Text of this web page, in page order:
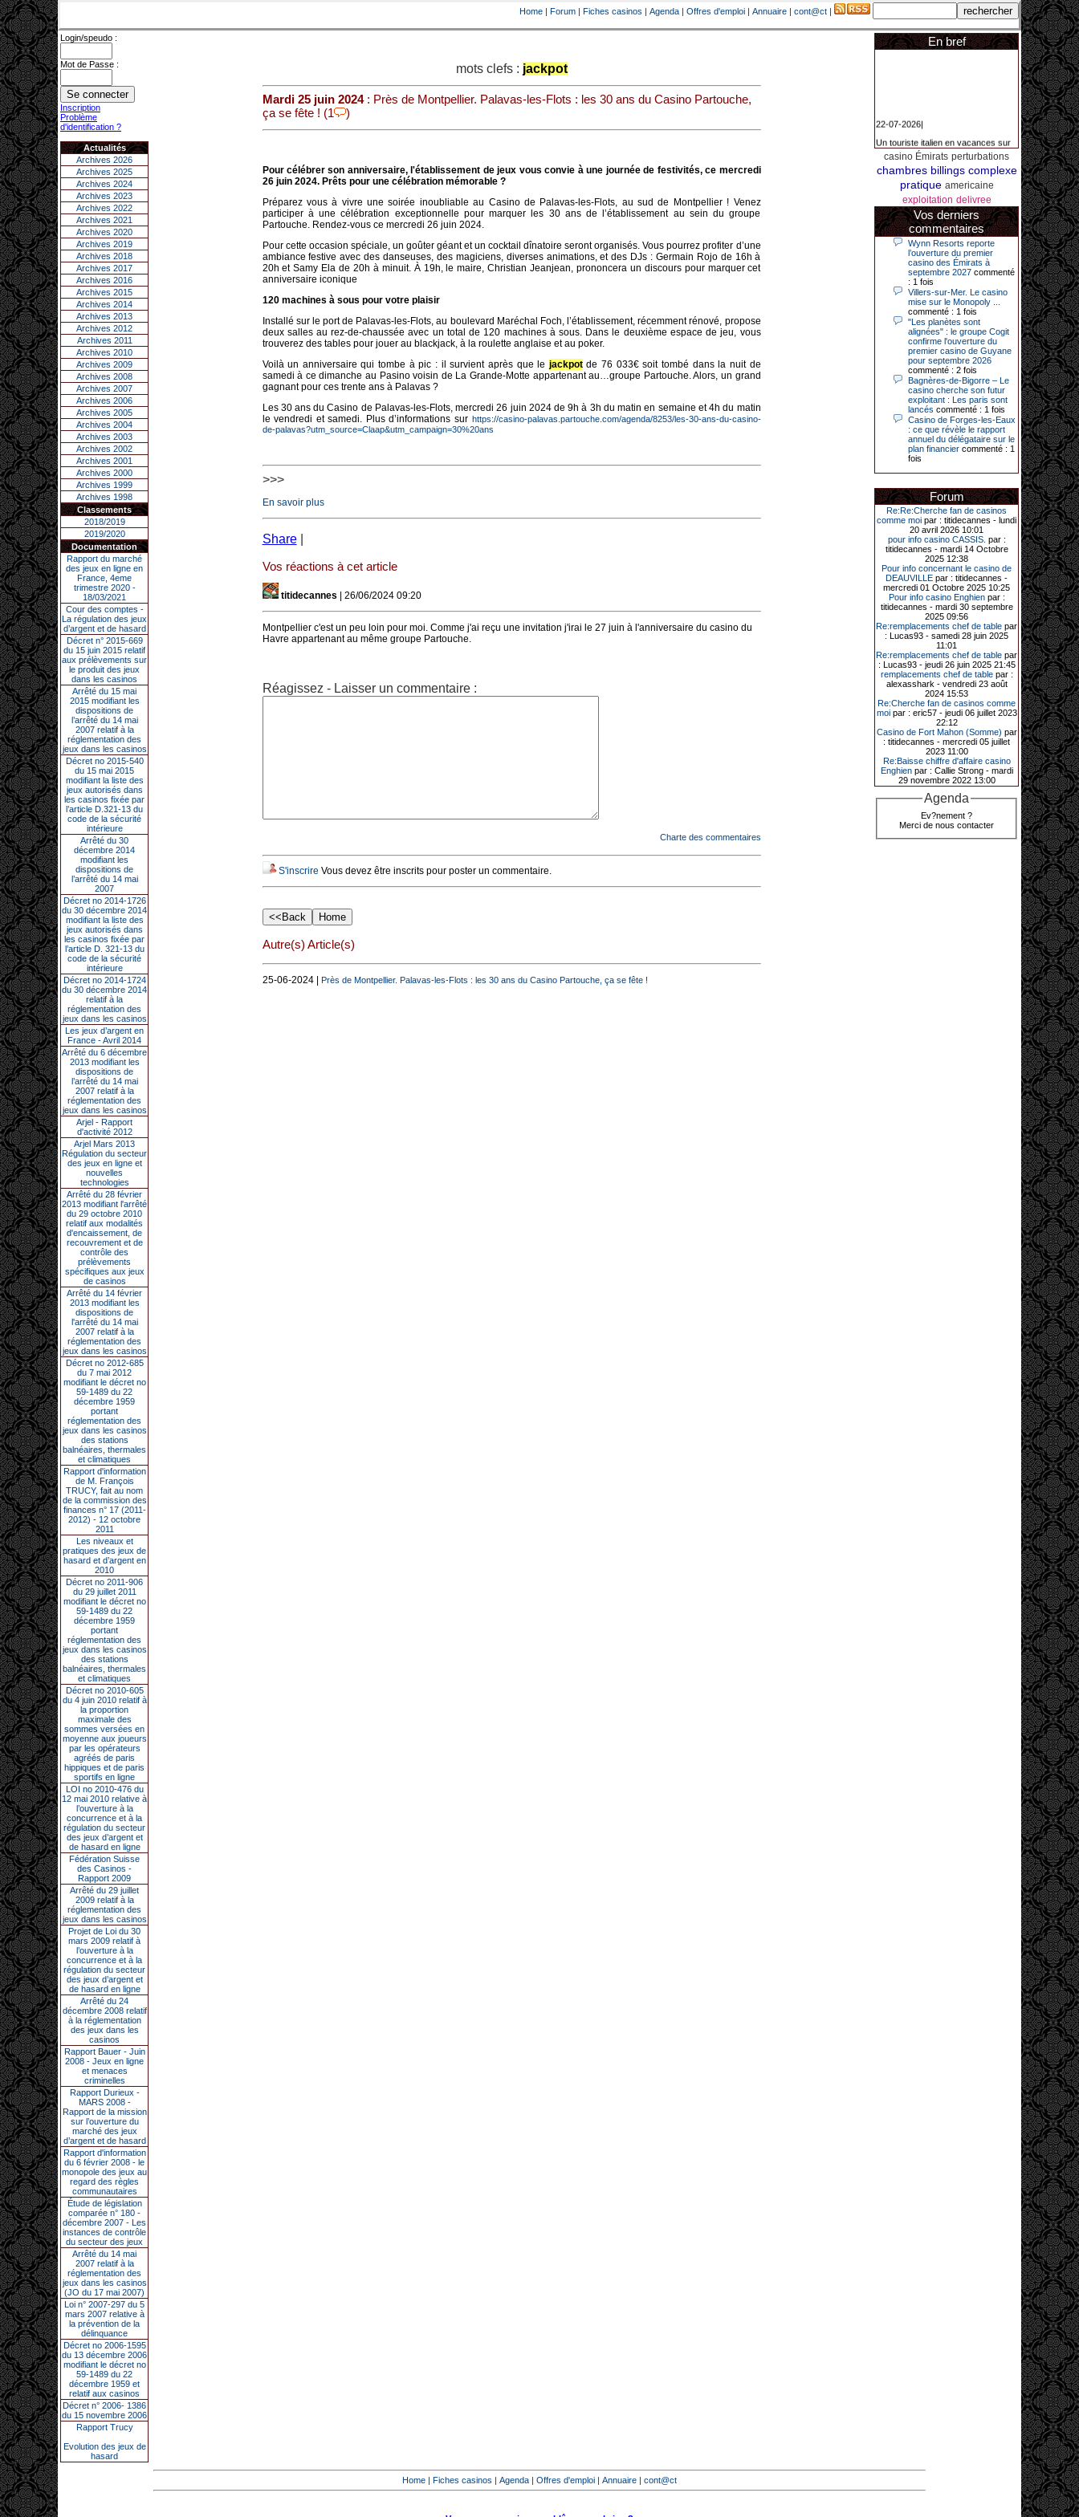
Home | Forum | Fiches casinos | Agenda | Offres d'emploi | Annuaire | cont@ct |
Login/speudo :
Mot de Passe :
Inscription
Problème
d'identification ?
Actualités
Archives 2026
Archives 2025
Archives 2024
Archives 2023
Archives 2022
Archives 2021
Archives 2020
Archives 2019
Archives 2018
Archives 2017
Archives 2016
Archives 2015
Archives 2014
Archives 2013
Archives 2012
Archives 2011
Archives 2010
Archives 2009
Archives 2008
Archives 2007
Archives 2006
Archives 2005
Archives 2004
Archives 2003
Archives 2002
Archives 2001
Archives 2000
Archives 1999
Archives 1998
Classements
2018/2019
2019/2020
Documentation
Rapport du marché
des jeux en ligne en
France, 4eme
trimestre 2020 -
18/03/2021
Cour des comptes -
La régulation des jeux
d’argent et de hasard
Décret n° 2015-669
du 15 juin 2015 relatif
aux prélèvements sur
le produit des jeux
dans les casinos
Arrêté du 15 mai
2015 modifiant les
dispositions de
l’arrêté du 14 mai
2007 relatif à la
réglementation des
jeux dans les casinos
Décret no 2015-540
du 15 mai 2015
modifiant la liste des
jeux autorisés dans
les casinos fixée par
l’article D.321-13 du
code de la sécurité
intérieure
Arrêté du 30
décembre 2014
modifiant les
dispositions de
l’arrêté du 14 mai
2007
Décret no 2014-1726
du 30 décembre 2014
modifiant la liste des
jeux autorisés dans
les casinos fixée par
l’article D. 321-13 du
code de la sécurité
intérieure
Décret no 2014-1724
du 30 décembre 2014
relatif à la
réglementation des
jeux dans les casinos
Les jeux d’argent en
France - Avril 2014
Arrêté du 6 décembre
2013 modifiant les
dispositions de
l’arrêté du 14 mai
2007 relatif à la
réglementation des
jeux dans les casinos
Arjel - Rapport
d'activité 2012
Arjel Mars 2013
Régulation du secteur
des jeux en ligne et
nouvelles
technologies
Arrêté du 28 février
2013 modifiant l'arrêté
du 29 octobre 2010
relatif aux modalités
d'encaissement, de
recouvrement et de
contrôle des
prélèvements
spécifiques aux jeux
de casinos
Arrêté du 14 février
2013 modifiant les
dispositions de
l'arrêté du 14 mai
2007 relatif à la
réglementation des
jeux dans les casinos
Décret no 2012-685
du 7 mai 2012
modifiant le décret no
59-1489 du 22
décembre 1959
portant
réglementation des
jeux dans les casinos
des stations
balnéaires, thermales
et climatiques
Rapport d'information
de M. François
TRUCY, fait au nom
de la commission des
finances n° 17 (2011-
2012) - 12 octobre
2011
Les niveaux et
pratiques des jeux de
hasard et d’argent en
2010
Décret no 2011-906
du 29 juillet 2011
modifiant le décret no
59-1489 du 22
décembre 1959
portant
réglementation des
jeux dans les casinos
des stations
balnéaires, thermales
et climatiques
Décret no 2010-605
du 4 juin 2010 relatif à
la proportion
maximale des
sommes versées en
moyenne aux joueurs
par les opérateurs
agréés de paris
hippiques et de paris
sportifs en ligne
LOI no 2010-476 du
12 mai 2010 relative à
l’ouverture à la
concurrence et à la
régulation du secteur
des jeux d’argent et
de hasard en ligne
Fédération Suisse
des Casinos -
Rapport 2009
Arrêté du 29 juillet
2009 relatif à la
réglementation des
jeux dans les casinos
Projet de Loi du 30
mars 2009 relatif à
l’ouverture à la
concurrence et à la
régulation du secteur
des jeux d’argent et
de hasard en ligne
Arrêté du 24
décembre 2008 relatif
à la réglementation
des jeux dans les
casinos
Rapport Bauer - Juin
2008 - Jeux en ligne
et menaces
criminelles
Rapport Durieux -
MARS 2008 -
Rapport de la mission
sur l’ouverture du
marché des jeux
d’argent et de hasard
Rapport d'information
du 6 février 2008 - le
monopole des jeux au
regard des règles
communautaires
Étude de législation
comparée n° 180 -
décembre 2007 - Les
instances de contrôle
du secteur des jeux
Arrêté du 14 mai
2007 relatif à la
réglementation des
jeux dans les casinos
(JO du 17 mai 2007)
Loi n° 2007-297 du 5
mars 2007 relative à
la prévention de la
délinquance
Décret no 2006-1595
du 13 décembre 2006
modifiant le décret no
59-1489 du 22
décembre 1959 et
relatif aux casinos
Décret n° 2006- 1386
du 15 novembre 2006
Rapport Trucy
Evolution des jeux de
hasard
mots clefs : jackpot
Mardi 25 juin 2024: Près de Montpellier. Palavas-les-Flots : les 30 ans du Casino Partouche,
ça se fête ! (1
)
Pour célébrer son anniversaire, l'établissement de jeux vous convie à une journée de festivités, ce mercredi
26 juin 2024. Prêts pour une célébration mémorable ?
Préparez vous à vivre une soirée inoubliable au Casino de Palavas-les-Flots, au sud de Montpellier ! Venez
participer à une célébration exceptionnelle pour marquer les 30 ans de l’établissement au sein du groupe
Partouche. Rendez-vous ce mercredi 26 juin 2024.
Pour cette occasion spéciale, un goûter géant et un cocktail dînatoire seront organisés. Vous pourrez profiter d’une
ambiance festive avec des danseuses, des magiciens, diverses animations, et des DJs : Germain Rojo de 16h à
20h et Samy Ela de 20h à minuit. À 19h, le maire, Christian Jeanjean, prononcera un discours pour marquer cet
anniversaire iconique
120 machines à sous pour votre plaisir
Installé sur le port de Palavas-les-Flots, au boulevard Maréchal Foch, l’établissement, récemment rénové, propose
deux salles au rez-de-chaussée avec un total de 120 machines à sous. Dans le deuxième espace de jeu, vous
trouverez des tables pour jouer au blackjack, à la roulette anglaise et au poker.
Voilà un anniversaire qui tombe à pic : il survient après que le jackpotde 76 033€ soit tombé dans la nuit de
samedi à ce dimanche au Pasino voisin de La Grande-Motte appartenant au…groupe Partouche. Alors, un grand
gagnant pour ces trente ans à Palavas ?
Les 30 ans du Casino de Palavas-les-Flots, mercredi 26 juin 2024 de 9h à 3h du matin en semaine et 4h du matin
le vendredi et samedi. Plus d’informations sur https://casino-palavas.partouche.com/agenda/8253/les-30-ans-du-casino-
de-palavas?utm_source=Claap&utm_campaign=30%20ans
>>>
En savoir plus
Share
Vos réactions à cet article
titidecannes | 26/06/2024 09:20
Montpellier c'est un peu loin pour moi. Comme j'ai reçu une invitation j'irai le 27 juin à l'anniversaire du casino du
Havre appartenant au même groupe Partouche.
Réagissez - Laisser un commentaire :
Charte des commentaires
S'inscrire Vous devez être inscrits pour poster un commentaire.
Autre(s) Article(s)
25-06-2024 | Près de Montpellier. Palavas-les-Flots : les 30 ans du Casino Partouche, ça se fête !
En bref
22-07-2026|
Un touriste italien en vacances sur
la Côte d’Azur a remporté un
jackpot exceptionnel de 84.631
euros dans la nuit de samedi à
dimanche au Casino Barrière Le
Croisette à Cannes. Il s’agit d’un
nouveau record de gains de l’année
2026 pour cet établissement.
14-04-2026|
Dimanche 12 avril 2026, cette date
restera gravée dans la mémoire de
ce joueur du casino de Saint-Quay-
Portrieux (Côtes-d’Armor).
Ce quinquagénaire, habitant Plouha
mais souhaitant garder l’anonymat,
a eu l’énorme surprise de décrocher
un jackpot record de 82 426 €.
Le plus gros gain gagné depuis plus
de 20 ans dans l’établissement.
31-03-2026|
Série de jackpots au casino JOA de
Gujan-Mestras : ce mois de mars a
été fructueux pour quelques
une machine à sous pour une mise
initiale de 5,28 €. Puis quelques
jours plus tard, le vendredi 27 mars,
un joueur a décroché 12 086 euros
sur une autre machine à sous.
Enfin, troisième et dernier jackpot,
record cette fois-ci, le samedi 28
mars dernier. Quelque 111 322
euros ont été remportés sur la table
d’Ultimate Texas Hold’em Poker,
grâce à une mise de 5 euros sur la
case bonus et une quinte flush
royale. Ces gains ont été annoncés
dans un communiqué diffusé par le
casino ce lundi 30 mars en soirée.
11-01-2026|
Dimanche 11 janvier, en soirée, une
cliente retraitée de 78 ans, habitant
Trémuson, a eu l’énorme surprise
de décrocher un méga jackpot.
Elle n’a misé que 88 centimes sur
une machine à sous et a remporté
4_ 239 €?!
10-01-2026|
Au « Kasino » de Fréhel, une
vacancière a décroché le jackpot
casino Émirats perturbations
chambres billings complexe
pratique americaine
exploitation delivree
Vos derniers
commentaires
Wynn Resorts reporte
l’ouverture du premier
casino des Émirats à
septembre 2027 commenté
: 1 fois
Villers-sur-Mer. Le casino
mise sur le Monopoly ...
commenté : 1 fois
"Les planètes sont
alignées" : le groupe Cogit
confirme l'ouverture du
premier casino de Guyane
pour septembre 2026
commenté : 2 fois
Bagnères-de-Bigorre – Le
casino cherche son futur
exploitant : Les paris sont
lancés commenté : 1 fois
Casino de Forges-les-Eaux
: ce que révèle le rapport
annuel du délégataire sur le
plan financier commenté : 1
fois
Forum
Re:Re:Cherche fan de casinos
comme moi par : titidecannes - lundi
20 avril 2026 10:01
pour info casino CASSIS. par :
titidecannes - mardi 14 Octobre
2025 12:38
Pour info concernant le casino de
DEAUVILLE par : titidecannes -
mercredi 01 Octobre 2025 10:25
Pour info casino Enghienpar :
titidecannes - mardi 30 septembre
2025 09:56
Re:remplacements chef de table par
: Lucas93 - samedi 28 juin 2025
11:01
Re:remplacements chef de table par
: Lucas93 - jeudi 26 juin 2025 21:45
remplacements chef de tablepar :
alexasshark - vendredi 23 août
2024 15:53
Re:Cherche fan de casinos comme
moipar : eric57 - jeudi 06 juillet 2023
22:12
Casino de Fort Mahon (Somme) par
: titidecannes - mercredi 05 juillet
2023 11:00
Re:Baisse chiffre d'affaire casino
Enghienpar : Callie Strong - mardi
29 novembre 2022 13:00
Agenda
Ev?nement ?
Merci de nous contacter
Home | Fiches casinos | Agenda | Offres d'emploi | Annuaire | cont@ct